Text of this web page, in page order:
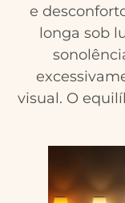
e
longa sob
visual. O